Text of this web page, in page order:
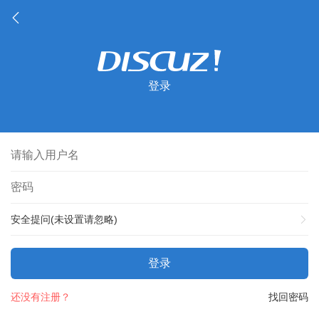
登录
安全提问(未设置请忽略)
登录
找回密码
还没有注册？